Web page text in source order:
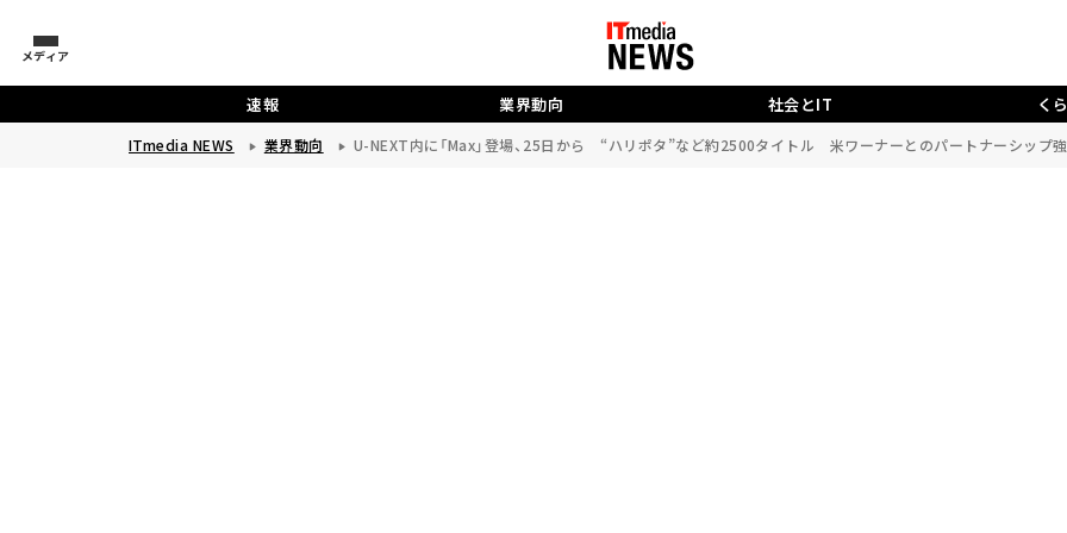
メディア
速報 業界動向 社会とIT く
ITmedia NEWS 業界動向 U-NEXT内に「Max」登場、25日から “ハリポタ”など約2500タイトル 米ワーナーとのパートナーシップ